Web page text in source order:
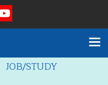
JOB/STUDY